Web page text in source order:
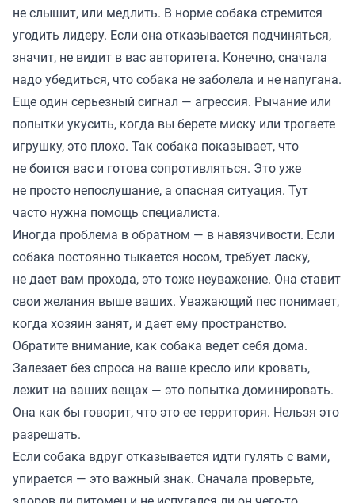
не слышит, или медлить. В норме собака стремится
угодить лидеру. Если она отказывается подчиняться,
значит, не видит в вас авторитета. Конечно, сначала
надо убедиться, что собака не заболела и не напугана.
Еще один серьезный сигнал — агрессия. Рычание или
попытки укусить, когда вы берете миску или трогаете
игрушку, это плохо. Так собака показывает, что
не боится вас и готова сопротивляться. Это уже
не просто непослушание, а опасная ситуация. Тут
часто нужна помощь специалиста.
Иногда проблема в обратном — в навязчивости. Если
собака постоянно тыкается носом, требует ласку,
не дает вам прохода, это тоже неуважение. Она ставит
свои желания выше ваших. Уважающий пес понимает,
когда хозяин занят, и дает ему пространство.
Обратите внимание, как собака ведет себя дома.
Залезает без спроса на ваше кресло или кровать,
лежит на ваших вещах — это попытка доминировать.
Она как бы говорит, что это ее территория. Нельзя это
разрешать.
Если собака вдруг отказывается идти гулять с вами,
упирается — это важный знак. Сначала проверьте,